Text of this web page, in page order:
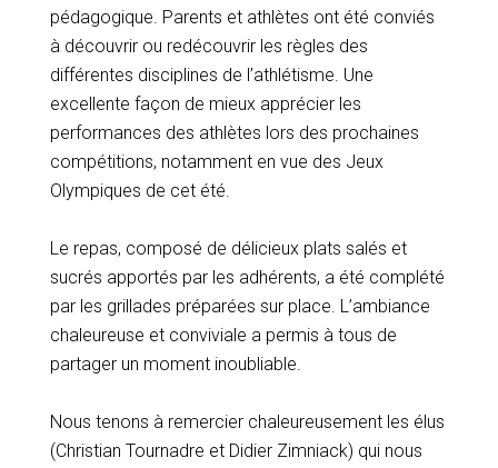
pédagogique. Parents et athlètes ont été conviés
à découvrir ou redécouvrir les règles des
différentes disciplines de l’athlétisme. Une
excellente façon de mieux apprécier les
performances des athlètes lors des prochaines
compétitions, notamment en vue des Jeux
Olympiques de cet été.
Le repas, composé de délicieux plats salés et
sucrés apportés par les adhérents, a été complété
par les grillades préparées sur place. L’ambiance
chaleureuse et conviviale a permis à tous de
partager un moment inoubliable.
Nous tenons à remercier chaleureusement les élus
(Christian Tournadre et Didier Zimniack) qui nous